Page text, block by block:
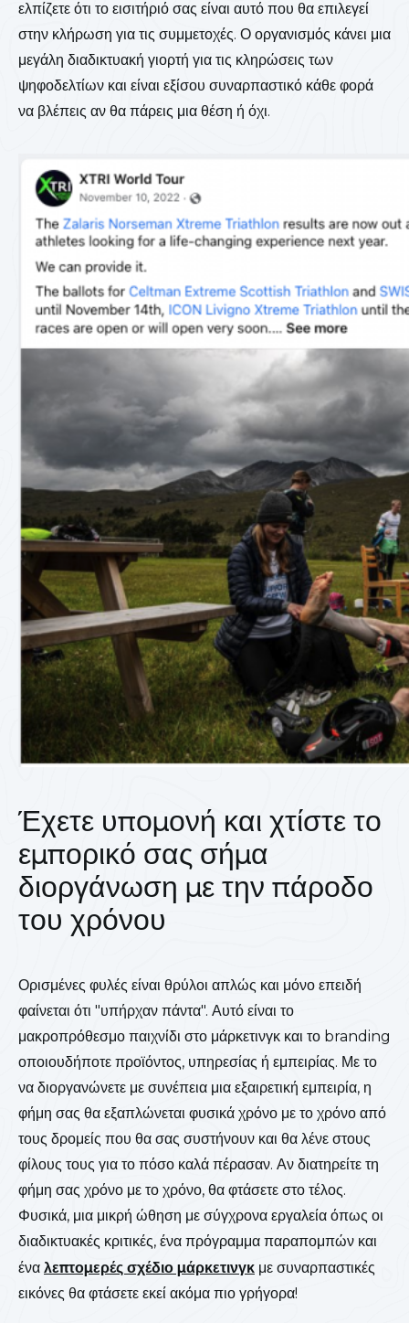
ελπίζετε ότι το εισιτήριό σας είναι αυτό που θα επιλεγεί
στην κλήρωση για τις συμμετοχές. Ο οργανισμός κάνει μια
μεγάλη διαδικτυακή γιορτή για τις κληρώσεις των
ψηφοδελτίων και είναι εξίσου συναρπαστικό κάθε φορά
να βλέπεις αν θα πάρεις μια θέση ή όχι.
Έχετε υπομονή και χτίστε το
εμπορικό σας σήμα
διοργάνωση με την πάροδο
του χρόνου
Ορισμένες φυλές είναι θρύλοι απλώς και μόνο επειδή
φαίνεται ότι "υπήρχαν πάντα". Αυτό είναι το
μακροπρόθεσμο παιχνίδι στο μάρκετινγκ και το branding
οποιουδήποτε προϊόντος, υπηρεσίας ή εμπειρίας. Με το
να διοργανώνετε με συνέπεια μια εξαιρετική εμπειρία, η
φήμη σας θα εξαπλώνεται φυσικά χρόνο με το χρόνο από
τους δρομείς που θα σας συστήνουν και θα λένε στους
φίλους τους για το πόσο καλά πέρασαν. Αν διατηρείτε τη
φήμη σας χρόνο με το χρόνο, θα φτάσετε στο τέλος.
Φυσικά, μια μικρή ώθηση με σύγχρονα εργαλεία όπως οι
διαδικτυακές κριτικές, ένα πρόγραμμα παραπομπών και
ένα λεπτομερές σχέδιο μάρκετινγκ με συναρπαστικές
εικόνες θα φτάσετε εκεί ακόμα πιο γρήγορα!